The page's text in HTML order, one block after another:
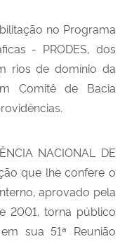
no Programa
- PRODES, dos
rios de domínio da
Comitê de Bacia
NACIONAL DE
que lhe confere o
aprovado pela
2001, torna público
sua 51ª Reunião